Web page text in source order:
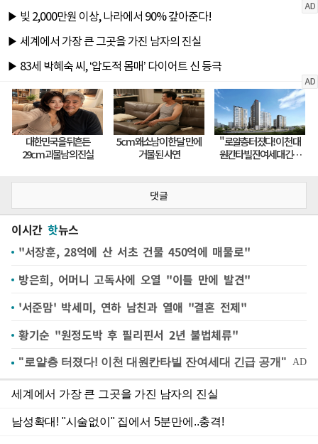
댓글
이시간 핫뉴스
"서장훈, 28억에 산 서초 건물 450억에 매물로"
방은희, 어머니 고독사에 오열 "이틀 만에 발견"
'서준맘' 박세미, 연하 남친과 열애 "결혼 전제"
황기순 "원정도박 후 필리핀서 2년 불법체류"